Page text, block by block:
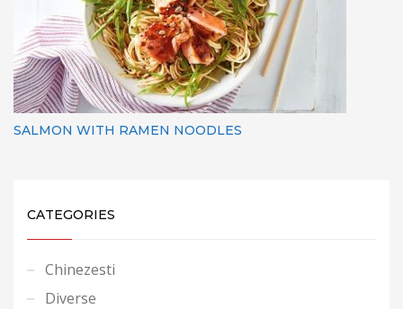
SALMON WITH RAMEN NOODLES
CATEGORIES
Chinezesti
Diverse